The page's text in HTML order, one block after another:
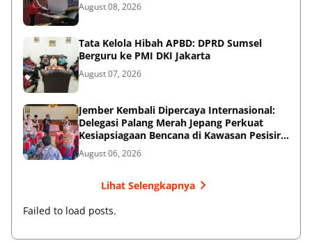
August 08, 2026
Tata Kelola Hibah APBD: DPRD Sumsel
Berguru ke PMI DKI Jakarta
August 07, 2026
Jember Kembali Dipercaya Internasional:
Delegasi Palang Merah Jepang Perkuat
Kesiapsiagaan Bencana di Kawasan Pesisir
dan Sekolah
August 06, 2026
Lihat Selengkapnya
Failed to load posts.